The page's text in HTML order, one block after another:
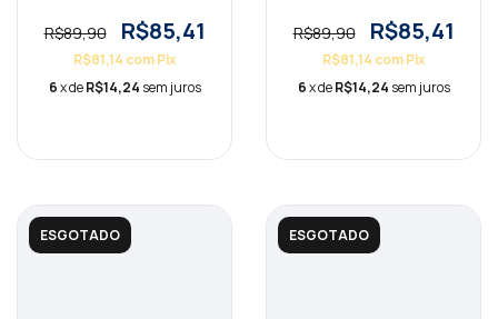
R$89,90
R$85,41
R$81,14 com Pix
6x deR$14,24 sem juros
R$89,90
R$85,41
R$81,14 com Pix
6x deR$14,24 sem juros
ESGOTADO ESGOTADO